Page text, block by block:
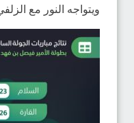
ويتواجه النور مع